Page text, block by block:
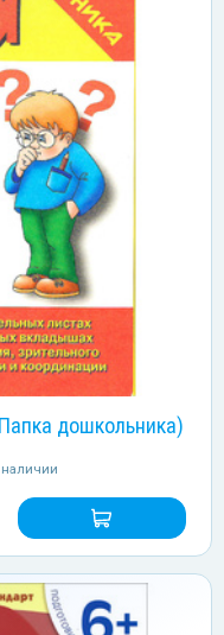
дошкольника)
наличии